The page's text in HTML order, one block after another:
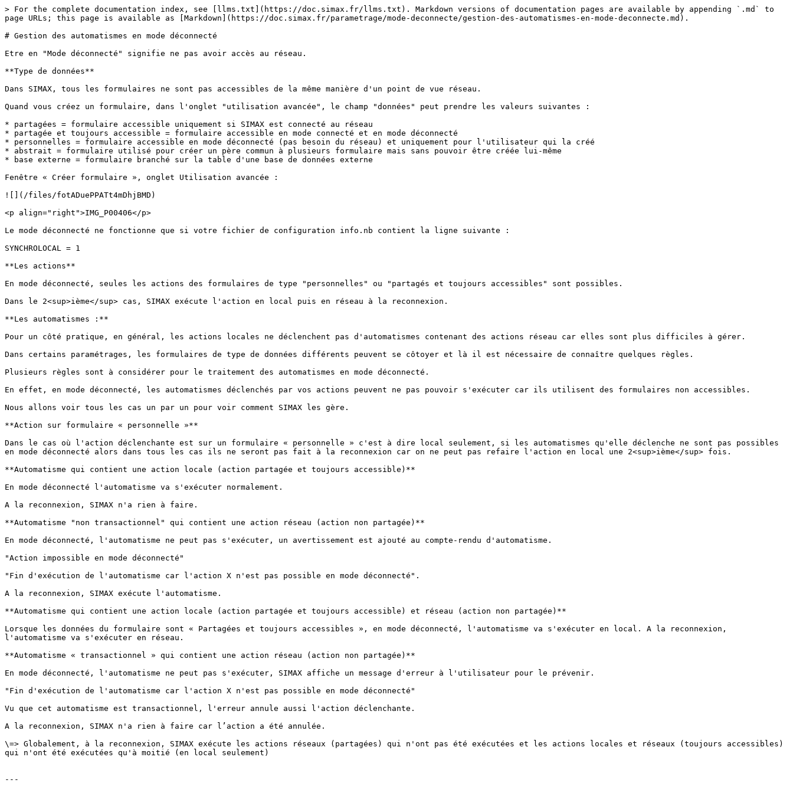
> For the complete documentation index, see [llms.txt](https://doc.simax.fr/llms.txt). Markdown versions of documentation pages are available by appending `.md` to
page URLs; this page is available as [Markdown](https://doc.simax.fr/parametrage/mode-deconnecte/gestion-des-automatismes-en-mode-deconnecte.md).
# Gestion des automatismes en mode déconnecté
Etre en "Mode déconnecté" signifie ne pas avoir accès au réseau.
**Type de données**
Dans SIMAX, tous les formulaires ne sont pas accessibles de la même manière d'un point de vue réseau.
Quand vous créez un formulaire, dans l'onglet "utilisation avancée", le champ "données" peut prendre les valeurs suivantes :
* partagées = formulaire accessible uniquement si SIMAX est connecté au réseau
* partagée et toujours accessible = formulaire accessible en mode connecté et en mode déconnecté
* personnelles = formulaire accessible en mode déconnecté (pas besoin du réseau) et uniquement pour l'utilisateur qui la créé
* abstrait = formulaire utilisé pour créer un père commun à plusieurs formulaire mais sans pouvoir être créée lui-même
* base externe = formulaire branché sur la table d'une base de données externe
Fenêtre « Créer formulaire », onglet Utilisation avancée :
![](/files/fotADuePPATt4mDhjBMD)
<p align="right">IMG_P00406</p>
Le mode déconnecté ne fonctionne que si votre fichier de configuration info.nb contient la ligne suivante :
SYNCHROLOCAL = 1
**Les actions**
En mode déconnecté, seules les actions des formulaires de type "personnelles" ou "partagés et toujours accessibles" sont possibles.
Dans le 2<sup>ième</sup> cas, SIMAX exécute l'action en local puis en réseau à la reconnexion.
**Les automatismes :**
Pour un côté pratique, en général, les actions locales ne déclenchent pas d'automatismes contenant des actions réseau car elles sont plus difficiles à gérer.
Dans certains paramétrages, les formulaires de type de données différents peuvent se côtoyer et là il est nécessaire de connaître quelques règles.
Plusieurs règles sont à considérer pour le traitement des automatismes en mode déconnecté.
En effet, en mode déconnecté, les automatismes déclenchés par vos actions peuvent ne pas pouvoir s'exécuter car ils utilisent des formulaires non accessibles.
Nous allons voir tous les cas un par un pour voir comment SIMAX les gère.
**Action sur formulaire « personnelle »**
Dans le cas où l'action déclenchante est sur un formulaire « personnelle » c'est à dire local seulement, si les automatismes qu'elle déclenche ne sont pas possibles
en mode déconnecté alors dans tous les cas ils ne seront pas fait à la reconnexion car on ne peut pas refaire l'action en local une 2<sup>ième</sup> fois.
**Automatisme qui contient une action locale (action partagée et toujours accessible)**
En mode déconnecté l'automatisme va s'exécuter normalement.
A la reconnexion, SIMAX n'a rien à faire.
**Automatisme "non transactionnel" qui contient une action réseau (action non partagée)**
En mode déconnecté, l'automatisme ne peut pas s'exécuter, un avertissement est ajouté au compte-rendu d'automatisme.
"Action impossible en mode déconnecté"
"Fin d'exécution de l'automatisme car l'action X n'est pas possible en mode déconnecté".
A la reconnexion, SIMAX exécute l'automatisme.
**Automatisme qui contient une action locale (action partagée et toujours accessible) et réseau (action non partagée)**
Lorsque les données du formulaire sont « Partagées et toujours accessibles », en mode déconnecté, l'automatisme va s'exécuter en local. A la reconnexion,
l'automatisme va s'exécuter en réseau.
**Automatisme « transactionnel » qui contient une action réseau (action non partagée)**
En mode déconnecté, l'automatisme ne peut pas s'exécuter, SIMAX affiche un message d'erreur à l'utilisateur pour le prévenir.
"Fin d'exécution de l'automatisme car l'action X n'est pas possible en mode déconnecté"
Vu que cet automatisme est transactionnel, l'erreur annule aussi l'action déclenchante.
A la reconnexion, SIMAX n'a rien à faire car l’action a été annulée.
\=> Globalement, à la reconnexion, SIMAX exécute les actions réseaux (partagées) qui n'ont pas été exécutées et les actions locales et réseaux (toujours accessibles)
qui n'ont été exécutées qu'à moitié (en local seulement)
---